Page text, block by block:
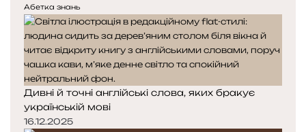
Абетка знань
Дивні й точні англійські слова, яких бракує
українській мові
16.12.2025